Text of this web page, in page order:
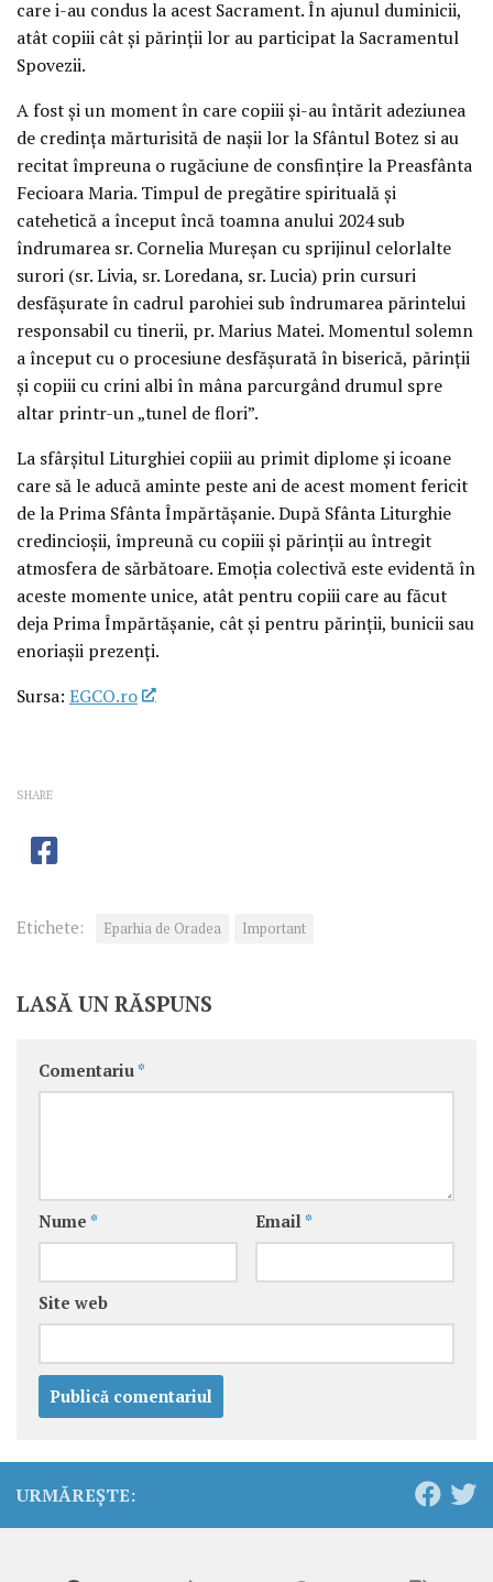
care i-au condus la acest Sacrament. În ajunul duminicii,
atât copiii cât și părinții lor au participat la Sacramentul
Spovezii.
A fost și un moment în care copiii și-au întărit adeziunea
de credința mărturisită de nașii lor la Sfântul Botez si au
recitat împreuna o rugăciune de consfințire la Preasfânta
Fecioara Maria. Timpul de pregătire spirituală și
catehetică a început încă toamna anului 2024 sub
îndrumarea sr. Cornelia Mureșan cu sprijinul celorlalte
surori (sr. Livia, sr. Loredana, sr. Lucia) prin cursuri
desfășurate în cadrul parohiei sub îndrumarea părintelui
responsabil cu tinerii, pr. Marius Matei. Momentul solemn
a început cu o procesiune desfășurată în biserică, părinții
și copiii cu crini albi în mâna parcurgând drumul spre
altar printr-un „tunel de flori”.
La sfârșitul Liturghiei copiii au primit diplome și icoane
care să le aducă aminte peste ani de acest moment fericit
de la Prima Sfânta Împărtășanie. După Sfânta Liturghie
credincioșii, împreună cu copiii și părinții au întregit
atmosfera de sărbătoare. Emoția colectivă este evidentă în
aceste momente unice, atât pentru copiii care au făcut
deja Prima Împărtășanie, cât și pentru părinții, bunicii sau
enoriașii prezenți.
Sursa: EGCO.ro
SHARE
Etichete: Eparhia de Oradea Important
LASĂ UN RĂSPUNS
Comentariu *
Nume * Email *
Site web
URMĂREȘTE: